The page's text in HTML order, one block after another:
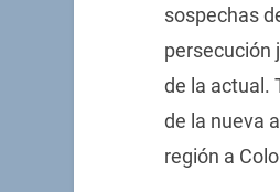
sospechas
persecución
de la actual.
de la nueva
región a